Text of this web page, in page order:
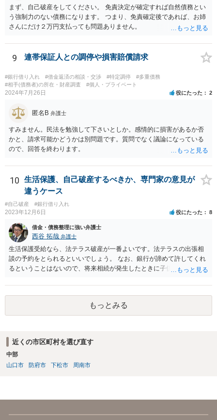
まず、自己破産をしてください。 免責決定が確定すれば自然債務とい
う強制力のない債務になります。 つまり、免責確定後であれば、お姉
さんにだけ２万円支払っても問題ありません。
9 連帯保証人との調停や損害賠償請求
#銀行借り入れ #借金返済の相談・交渉 #特定調停
#多重債務
#相手(債務者)の所在・財産調査
#個人・プライベート
2024年7月26日 役にたった 2
匿名B 弁護士
すみません。民法を勉強して下さいとしか。感情的に損害があるか否
かと、請求可能かどうかは別問題です。質問でなく議論になっている
ので、回答を終わります。
10
生活保護、自己破産するべきか、専門家の意見が
違うケース
#自己破産 #銀行借り入れ
2023年12月6日 役にたった 8
借金・債務整理に強い弁護士
西谷 拓哉 弁護士
生活保護受給なら、法テラス破産が一番よいです。法テラスの出張相
談の予約をとられるといいでしょう。 なお、銀行が諦めて許してくれ
るということはないので、将来相続が発生したときに子供が負債を相
段をとることもありますが、今の世代のうちに借金は処理することが
望ましいです。
もっとみる
近くの市区町村を選び直す
中部
山口市
防府市 下松市 周南市